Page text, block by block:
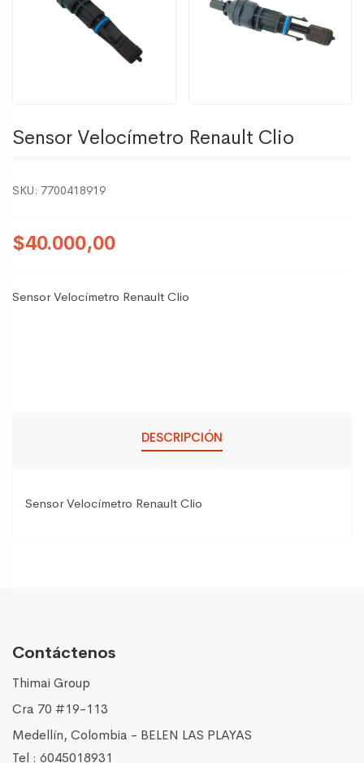
Sensor Velocímetro Renault Clio
SKU: 7700418919
$40.000,00
Sensor Velocímetro Renault Clio
DESCRIPCIÓN
Sensor Velocímetro Renault Clio
Contáctenos
Thimai Group
Cra 70 #19-113
Medellín, Colombia - BELEN LAS PLAYAS
Tel : 6045018931